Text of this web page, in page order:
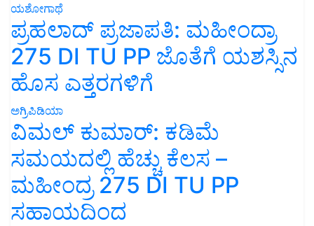
ಯಶೋಗಾಥೆ
ಪ್ರಹಲಾದ್ ಪ್ರಜಾಪತಿ: ಮಹೀಂದ್ರಾ
275 DI TU PP ಜೊತೆಗೆ ಯಶಸ್ಸಿನ
ಹೊಸ ಎತ್ತರಗಳಿಗೆ
ಅಗ್ರಿಪಿಡಿಯಾ
ವಿಮಲ್ ಕುಮಾರ್: ಕಡಿಮೆ
ಸಮಯದಲ್ಲಿ ಹೆಚ್ಚು ಕೆಲಸ –
ಮಹೀಂದ್ರ 275 DI TU PP
ಸಹಾಯದಿಂದ